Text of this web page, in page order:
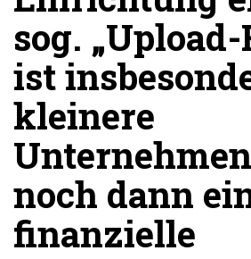
sog.
ist
kleinere
noch dann
finanzielle